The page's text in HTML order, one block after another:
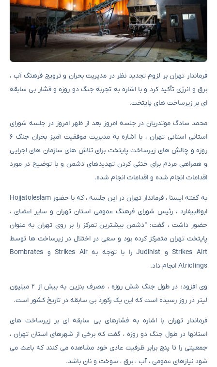
فرماندار تهران بر لزوم تجدید نظر در مدیریت بحران و ترویج فرهنگ آب ،
برق و انرژی تأکید کرد و با اشاره به تجربه جنگ دو روزه و فشار بی سابقه
ای بر زیرساخت های پایتخت.
محمد سادگ موتدریان در جلسه امروز بعد از ظهر امروز در جلسه شورای
استانی استانی تهران ، با اشاره به مدیریت موفقیت آمیز بحران جنگ ۶
روزه و چالش های زیرساخت پایتخت برای تلاش های سازمان های اجرایی
و همراهی مردم برای خنثی کردن تهدیدهای دشمن و با توضیح در مورد
اقدامات انجام شده و اقدامات انجام شده.
به گفته ایسنا ، فرماندار تهران در این جلسه ، که با حضور Hojjatoleslam
ابوظبیفارد ، رئیس شورای فرهنگ عمومی استان تهران و سایر اعضای ،
حضور داشت ، گفت: “دشمن بیشترین تمرکز را بر روی تهران به عنوان
پایتخت تهران متمرکز کرده بود و سعی در اختلال در زیرساخت ها توسط
Strikes Airt و Judihist را با توجه به Strikes Air و Bombrates
Atrictings انجام داد.
وی افزود: در طول جنگ شش روزه ، مصرف بنزین به بیش از ۲ میلیون
لیتر در روز رسیده است که این یک رکورد بی سابقه در تاریخ کشور است.
فرماندار تهران با اشاره به فشارهای بی سابقه ای بر زیرساخت های
استانها در طول جنگ دو روزه ، گفت که برخی از شهرهای استان تهران ،
جمعیتی را تا پنج برابر ظرفیت عادی خود مشاهده می کنند که باعث می
شود نیازهای عمومی ، آب ، برق ، سوخت و نان باشد.